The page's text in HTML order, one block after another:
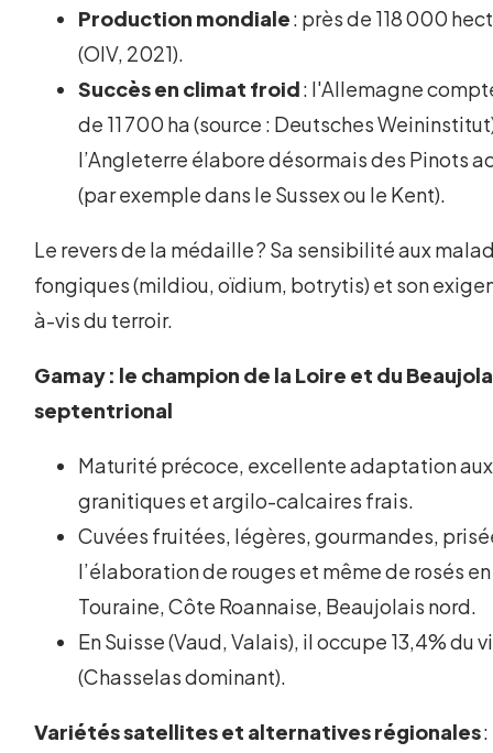
Production mondiale: près de 118 000
(OIV, 2021).
Succès en climat froid: l'Allemagne
de 11 700 ha (source : Deutsches
l’Angleterre élabore désormais des Pinots
(par exemple dans le Sussex ou le Kent).
Le revers de la médaille ? Sa sensibilité aux
fongiques (mildiou, oïdium, botrytis) et son
à-vis du terroir.
Gamay : le champion de la Loire et du
septentrional
Maturité précoce, excellente adaptation
granitiques et argilo-calcaires frais.
Cuvées fruitées, légères, gourmandes,
l’élaboration de rouges et même de rosés en
Touraine, Côte Roannaise, Beaujolais nord.
En Suisse (Vaud, Valais), il occupe 13,4% du
(Chasselas dominant).
Variétés satellites et alternatives régionales: